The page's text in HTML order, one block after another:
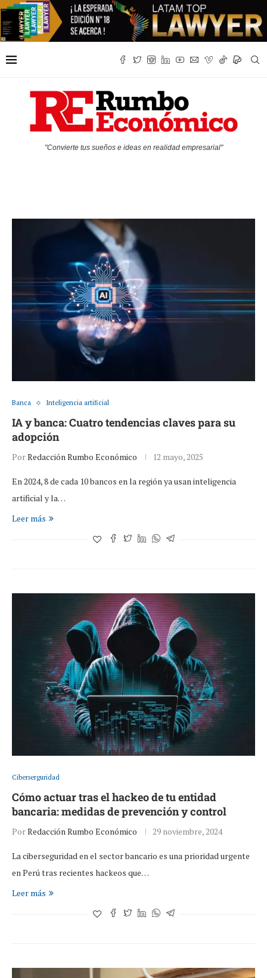
"Convierte tus sueños e ideas en realidad empresarial"
Banca Inteligencia artificial
IA y banca: Cuatro tendencias claves para su
adopción
PorRedacción Rumbo Económico 12 mayo, 2025
En 2024, 8 de cada 10 bancos en la región ya usan inteligencia
artificial y la…
Leer más
Ciberserguridad
Cómo actuar tras el hackeo de tu entidad
bancaria: medidas de prevención y control
PorRedacción Rumbo Económico 29 noviembre, 2024
La ciberseguridad en el sector bancario es una prioridad urgente
en Perú tras recientes hackeos que…
Leer más